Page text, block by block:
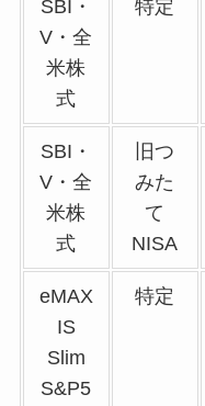
SBI・
V・全
米株
式
特定
SBI・
V・全
米株
式
旧つ
みた
て
NISA
eMAX
IS
Slim
S&P5
特定